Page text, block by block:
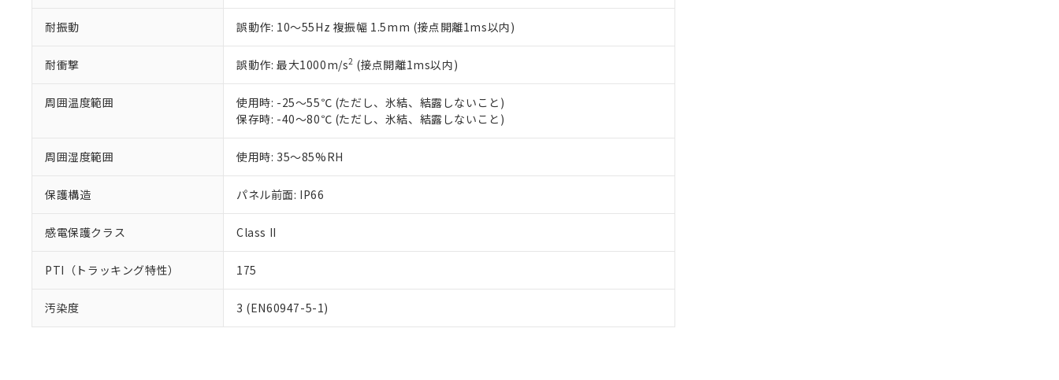
耐振動 誤動作: 10～55Hz 複振幅 1.5mm (接点開離1ms以内)
耐衝撃 誤動作: 最大1000m/s2 (接点開離1ms以内)
周囲温度範囲
使用時: -25～55℃ (ただし、氷結、結露しないこと)
保存時: -40～80℃ (ただし、氷結、結露しないこと)
周囲湿度範囲 使用時: 35～85%RH
保護構造 パネル前面: IP66
感電保護クラス Class II
PTI（トラッキング特性） 175
汚染度 3 (EN60947-5-1)